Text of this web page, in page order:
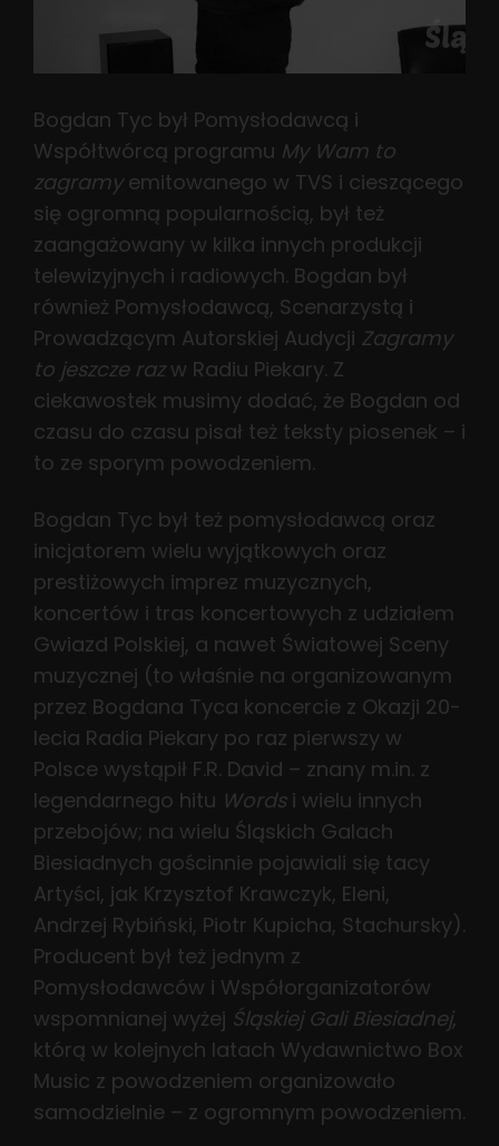
Bogdan Tyc był Pomysłodawcą i
Współtwórcą programu My Wam to
zagramyemitowanego w TVS i cieszącego
się ogromną popularnością, był też
zaangażowany w kilka innych produkcji
telewizyjnych i radiowych. Bogdan był
również Pomysłodawcą, Scenarzystą i
Prowadzącym Autorskiej Audycji Zagramy
to jeszcze razw Radiu Piekary. Z
ciekawostek musimy dodać, że Bogdan od
czasu do czasu pisał też teksty piosenek – i
to ze sporym powodzeniem.
Bogdan Tyc był też pomysłodawcą oraz
inicjatorem wielu wyjątkowych oraz
prestiżowych imprez muzycznych,
koncertów i tras koncertowych z udziałem
Gwiazd Polskiej, a nawet Światowej Sceny
muzycznej (to właśnie na organizowanym
przez Bogdana Tyca koncercie z Okazji 20-
lecia Radia Piekary po raz pierwszy w
Polsce wystąpił F.R. David – znany m.in. z
legendarnego hitu Wordsi wielu innych
przebojów; na wielu Śląskich Galach
Biesiadnych gościnnie pojawiali się tacy
Artyści, jak Krzysztof Krawczyk, Eleni,
Andrzej Rybiński, Piotr Kupicha, Stachursky).
Producent był też jednym z
Pomysłodawców i Współorganizatorów
wspomnianej wyżej Śląskiej Gali Biesiadnej,
którą w kolejnych latach Wydawnictwo Box
Music z powodzeniem organizowało
samodzielnie – z ogromnym powodzeniem.